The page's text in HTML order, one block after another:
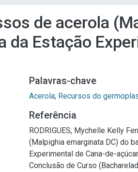
de acerola
da Estação
Palavras-chave
Acerola; Recursos do
Referência
RODRIGUES, Mychelle Kelly
(Malpighia emarginata DC) do
Experimental de Cana-de-
Conclusão de Curso